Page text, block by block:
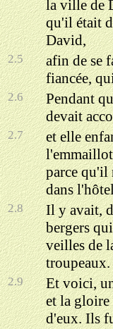
la ville de
qu'il était
David,
2.5
afin de se
fiancée,
2.6
Pendant
devait
2.7
et elle
parce qu'il
dans
2.8
Il y avait,
bergers
veilles de
troupeaux.
2.9
Et voici,
et la gloire
d'eux. Ils